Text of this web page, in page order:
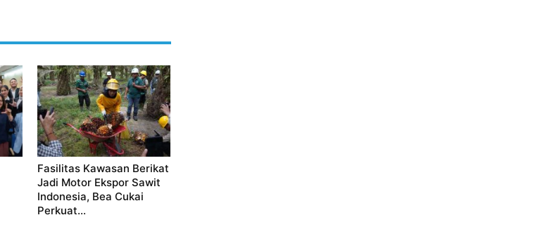
Fasilitas Kawasan Berikat
Jadi Motor Ekspor Sawit
Indonesia, Bea Cukai
Perkuat...